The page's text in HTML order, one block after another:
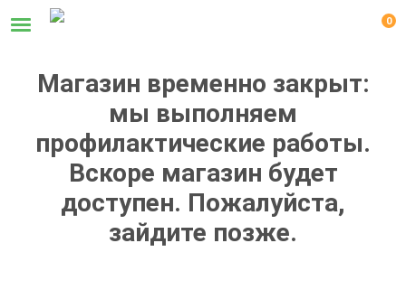
0
Магазин временно закрыт:
мы выполняем
профилактические работы.
Вскоре магазин будет
доступен. Пожалуйста,
зайдите позже.